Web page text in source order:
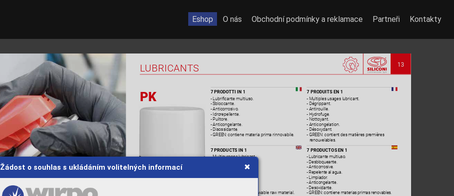
Žádost o souhlas s ukládáním volitelných informací
PK
7 PRODUCTS IN 1
- Multipurpose lubricant.
- It prevents corrosion.
- Cleaner.
- GREEN: It contains renewable raw material.
7 PRODUITS EN 1
- Multiples usages lubricant.
- Dégrippant.
- Antirouille.
- Hydrofuge.
- Nottoyant.
- Anticongelation.
- Désoxydant.
- GREEN: contient des matières premières
renouvelables.
7 PRODUCTOS EN 1
- Lubricante multiuso.
- Desbloqueante.
- Anticorrosive.
- Repelente al agua.
- Limpiador.
- Anticongelante.
- Desoxidante.
- GREEN: contiene materias primas renovables.
7 PRODOTTI IN 1
- Lubricante multiuso.
- Sbloccante.
- Anticorrosivo.
- Idrorepellente.
- Pulitore.
- Anticongelante.
- Disossidante.
- GREEN: contiene materia prima rinnovabile.
13
LUBRICANTS
Eshop O nás Obchodní podmínky a reklamace Partneři Kontakty